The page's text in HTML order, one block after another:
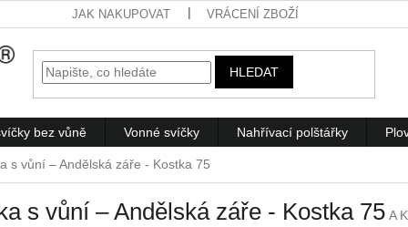
JAK NAKUPOVAT VRÁCENÍ ZBOŽÍ
HLEDAT
bez vůně Vonné svíčky Nahřívací polštářky
s vůní – Andělská záře - Kostka 75
s vůní – Andělská záře - Kostka 75 A